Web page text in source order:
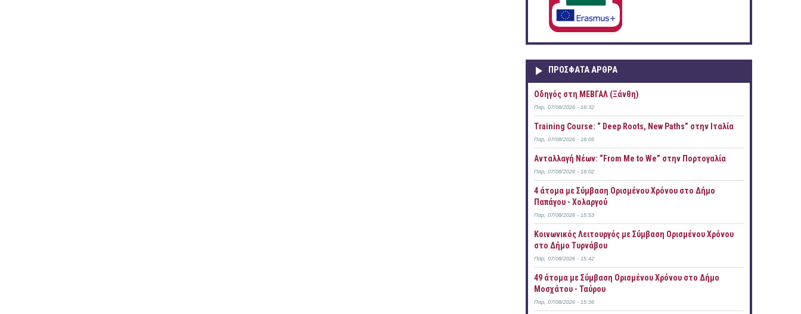
ΠΡOΣΦΑΤΑ AΡΘΡΑ
Οδηγός στη ΜΕΒΓΑΛ (Ξάνθη)
Παρ, 07/08/2026 - 16:32
Training Course: “ Deep Roots, New Paths” στην Ιταλία
Παρ, 07/08/2026 - 16:05
Ανταλλαγή Νέων: “From Me to We” στην Πορτογαλία
Παρ, 07/08/2026 - 16:02
4 άτομα με Σύμβαση Ορισμένου Χρόνου στο Δήμο
Παπάγου - Χολαργού
Παρ, 07/08/2026 - 15:53
Κοινωνικός Λειτουργός με Σύμβαση Ορισμένου Χρόνου
στο Δήμο Τυρνάβου
Παρ, 07/08/2026 - 15:42
49 άτομα με Σύμβαση Ορισμένου Χρόνου στο Δήμο
Μοσχάτου - Ταύρου
Παρ, 07/08/2026 - 15:36